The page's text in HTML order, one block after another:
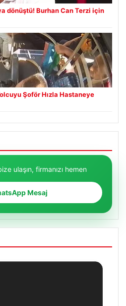
dönüştü! Burhan Can Terzi için
Şoför Hızla Hastaneye
ulaşın, firmanızı hemen
Mesaj